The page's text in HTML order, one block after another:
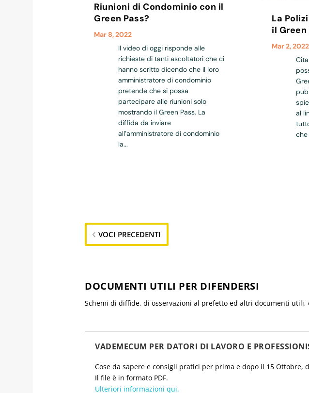
Riunioni di Condominio con il
Green Pass?
Mar 8, 2022
Il video di oggi risponde alle
richieste di tanti ascoltatori che ci
hanno scritto dicendo che il loro
amministratore di condominio
pretende che si possa
partecipare alle riunioni solo
mostrando il Green Pass. La
diffida da inviare
all’amministratore di condominio
la...
La
il Green
Mar 2, 2022
al
che
VOCI PRECEDENTI
DOCUMENTI UTILI PER DIFENDERSI
Schemi di diffide, di osservazioni al prefetto ed altri documenti utili,
VADEMECUM PER DATORI DI LAVORO E
Cose da sapere e consigli pratici per prima e dopo il 15
Il file è in formato PDF.
Ulteriori informazioni qui.